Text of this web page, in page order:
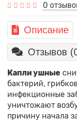
0
Описание
Отзывов
Капли ушные
бактерий,
инфекционные
уничтожают
причину начала